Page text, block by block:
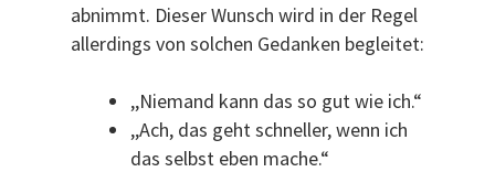
abnimmt. Dieser Wunsch wird in der Regel
allerdings von solchen Gedanken begleitet:
,,Niemand kann das so gut wie ich.“
,,Ach, das geht schneller, wenn ich
das selbst eben mache.“